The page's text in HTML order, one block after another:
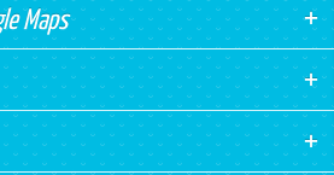
Maps